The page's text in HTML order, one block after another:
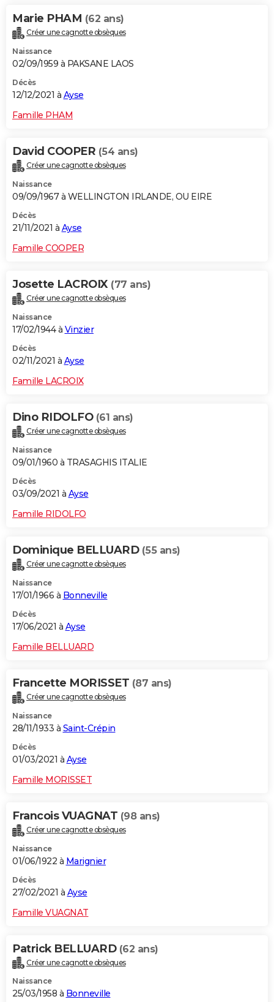
Marie PHAM (62 ans)
Créer une cagnotte obsèques
Naissance
02/09/1959 à PAKSANE LAOS
Décès
12/12/2021 à Ayse
Famille PHAM
David COOPER (54 ans)
Créer une cagnotte obsèques
Naissance
09/09/1967 à WELLINGTON IRLANDE, OU EIRE
Décès
21/11/2021 à Ayse
Famille COOPER
Josette LACROIX (77 ans)
Créer une cagnotte obsèques
Naissance
17/02/1944 à Vinzier
Décès
02/11/2021 à Ayse
Famille LACROIX
Dino RIDOLFO (61 ans)
Créer une cagnotte obsèques
Naissance
09/01/1960 à TRASAGHIS ITALIE
Décès
03/09/2021 à Ayse
Famille RIDOLFO
Dominique BELLUARD (55 ans)
Créer une cagnotte obsèques
Naissance
17/01/1966 à Bonneville
Décès
17/06/2021 à Ayse
Famille BELLUARD
Francette MORISSET (87 ans)
Créer une cagnotte obsèques
Naissance
28/11/1933 à Saint-Crépin
Décès
01/03/2021 à Ayse
Famille MORISSET
Francois VUAGNAT (98 ans)
Créer une cagnotte obsèques
Naissance
01/06/1922 à Marignier
Décès
27/02/2021 à Ayse
Famille VUAGNAT
Patrick BELLUARD (62 ans)
Créer une cagnotte obsèques
Naissance
25/03/1958 à Bonneville